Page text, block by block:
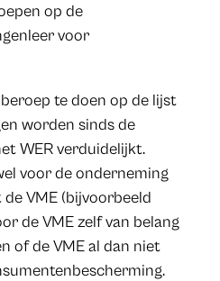
op de
voor
te doen op de lijst
worden sinds de
WER verduidelijkt.
voor de onderneming
VME (bijvoorbeeld
de VME zelf van belang
of de VME al dan niet